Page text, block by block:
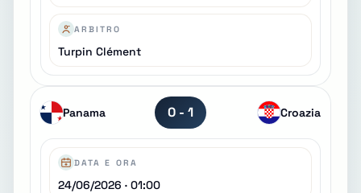
ARBITRO
Turpin Clément
Panama 0 - 1 Croazia
DATA E ORA
24/06/2026 · 01:00